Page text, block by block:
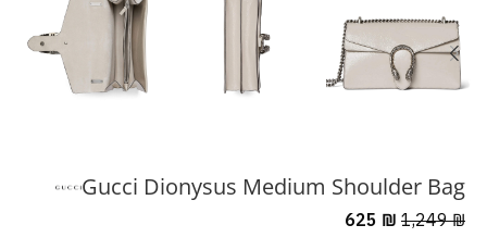
Gucci Dionysus Medium Shoulder Bag
1,249₪
625 ₪